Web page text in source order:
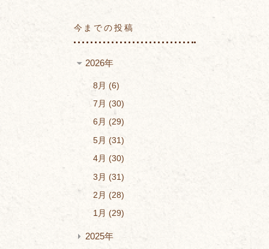
今までの投稿
2026年
8月
6
7月
30
6月
29
5月
31
4月
30
3月
31
2月
28
1月
29
2025年